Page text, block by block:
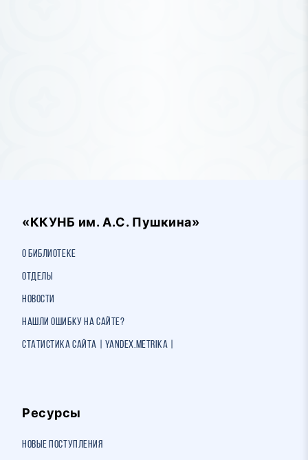
«ККУНБ им. А.С. Пушкина»
О библиотеке
Отделы
Новости
Нашли ошибку на сайте?
Статистика сайта | Yandex.Metrika |
Ресурсы
Новые поступления